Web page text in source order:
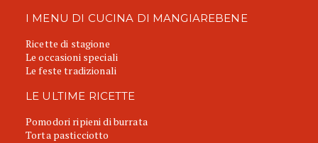
I MENU DI CUCINA DI MANGIAREBENE
Ricette di stagione
Le occasioni speciali
Le feste tradizionali
LE ULTIME RICETTE
Pomodori ripieni di burrata
Torta pasticciotto